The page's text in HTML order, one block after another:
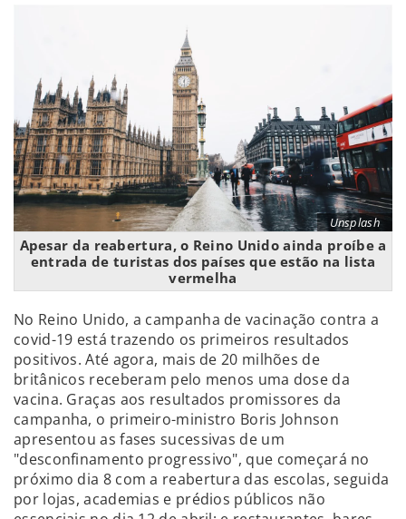
Unsplash
Apesar da reabertura, o Reino Unido ainda proíbe a
entrada de turistas dos países que estão na lista
vermelha
No Reino Unido, a campanha de vacinação contra a
covid-19 está trazendo os primeiros resultados
positivos. Até agora, mais de 20 milhões de
britânicos receberam pelo menos uma dose da
vacina. Graças aos resultados promissores da
campanha, o primeiro-ministro Boris Johnson
apresentou as fases sucessivas de um
"desconfinamento progressivo", que começará no
próximo dia 8 com a reabertura das escolas, seguida
por lojas, academias e prédios públicos não